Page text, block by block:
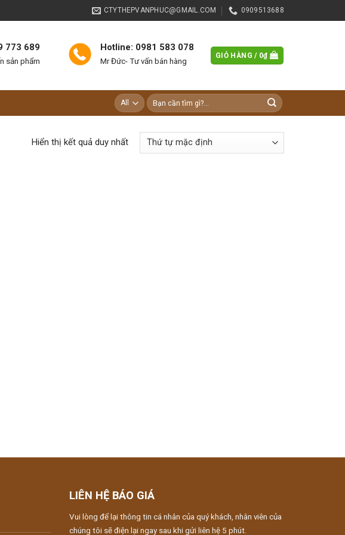
CTYTHEPVANPHUC@GMAIL.COM 0909513688
773 689
sản phẩm
Hotline: 0981 583 078
Mr Đức- Tư vấn bán hàng
GIỎ HÀNG / 0₫
Tìm
kiếm:
Hiển thị kết quả duy nhất
LIÊN HỆ BÁO GIÁ
Vui lòng để lại thông tin cá nhân của quý khách, nhân viên của
chúng tôi sẽ điện lại ngay sau khi gửi liên hệ 5 phút.